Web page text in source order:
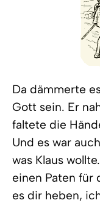
Da dämmerte
Gott sein. Er
faltete die
Und es war
was Klaus
einen Paten für
es dir heben,